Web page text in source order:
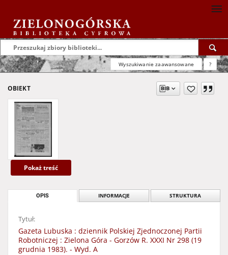
Wyszukiwanie zaawansowane ?
OBIEKT
Pokaż treść
OPIS INFORMACJE STRUKTURA
Tytuł:
Gazeta Lubuska : dziennik Polskiej Zjednoczonej Partii
Robotniczej : Zielona Góra - Gorzów R. XXXI Nr 298 (19
grudnia 1983). - Wyd. A